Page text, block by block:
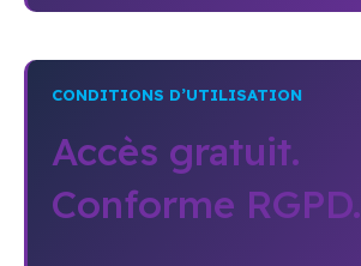
CONDITIONS D’UTILISATION
Accès gratuit.
Conforme RGPD.